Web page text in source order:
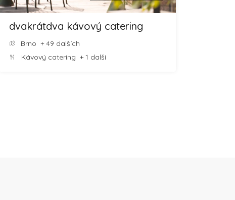
dvakrátdva kávový catering
Brno + 49 dalších
Kávový catering + 1 další